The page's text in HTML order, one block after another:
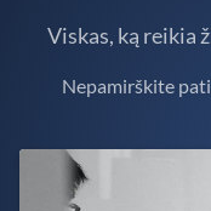
Viskas, ką reikia
Nepamirškite